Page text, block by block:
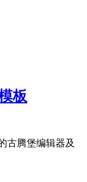
板
古腾堡编辑器及